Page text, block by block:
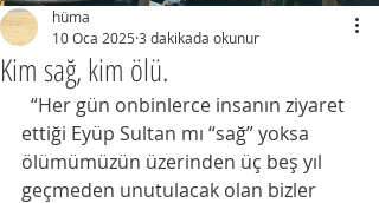
Kim sağ, kim ölü.
hüma
10 Oca 2025 3 dakikada okunur
“Her gün onbinlerce insanın ziyaret
ettiği Eyüp Sultan mı “sağ” yoksa
ölümümüzün üzerinden üç beş yıl
geçmeden unutulacak olan bizler